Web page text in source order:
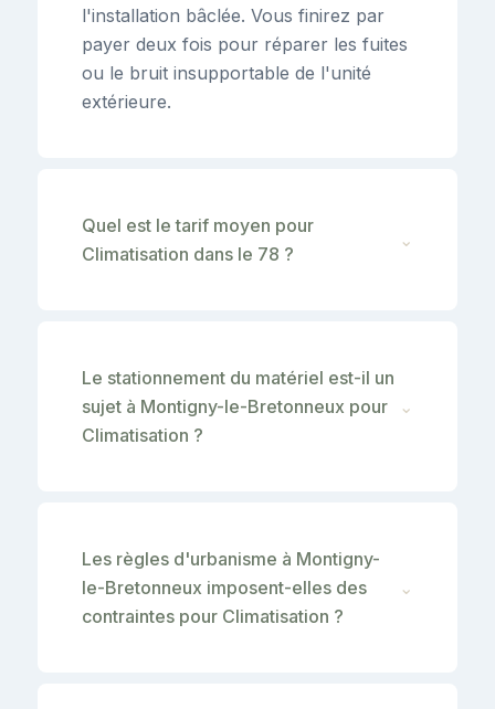
l'installation bâclée. Vous finirez par
payer deux fois pour réparer les fuites
ou le bruit insupportable de l'unité
extérieure.
Quel est le tarif moyen pour
Climatisation dans le 78 ?
⌄
Le stationnement du matériel est-il un
sujet à Montigny-le-Bretonneux pour
Climatisation ?
⌄
Les règles d'urbanisme à Montigny-
le-Bretonneux imposent-elles des
contraintes pour Climatisation ?
⌄